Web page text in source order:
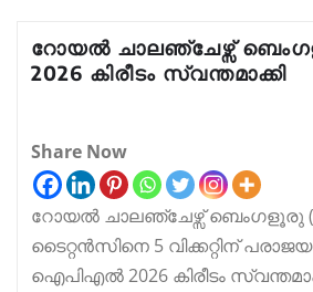
റോയൽ ചാലഞ്ചേഴ്സ്
2026 കിരീടം സ്വന്തമാക്കി
Share Now
റോയൽ ചാലഞ്ചേഴ്സ് ബെംഗളൂരു
ടൈറ്റൻസിനെ 5 വിക്കറ്റിന്
ഐപിഎൽ 2026 കിരീടം